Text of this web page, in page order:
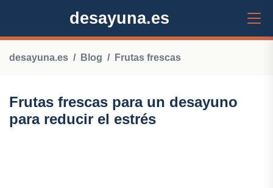
desayuna.es
desayuna.es Blog Frutas frescas
Frutas frescas para un desayuno
para reducir el estrés